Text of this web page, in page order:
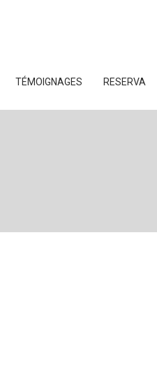
TÉMOIGNAGES RESERVA